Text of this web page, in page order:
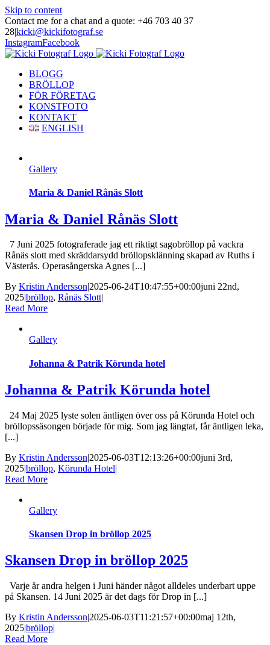
Skip to content
Contact me for a chat and a quote: +46 703 40 37
28|kicki@kickifotograf.se
InstagramFacebook
BLOGG
BRÖLLOP
FÖR FÖRETAG
KONSTFOTO
KONTAKT
ENGLISH
Gallery
Maria & Daniel Rånäs Slott
Maria & Daniel Rånäs Slott
7 Juni 2025 fotograferade jag ett riktigt sagobröllop på vackra
Rånäs slott med skräddarsydd bröllopsklänning skapad av Ruths i
Västerås. Operasångerska Agnes [...]
By Kristin Andersson|2025-06-24T10:47:55+00:00juni 22nd,
2025|bröllop, Rånäs Slott|
Read More
Gallery
Johanna & Patrik Körunda hotel
Johanna & Patrik Körunda hotel
24 Maj 2025 lyste solen äntligen över oss på Körunda Hotel och
bröllopssäsongen började för mig. Som jag längtat, får äntligen leka,
[...]
By Kristin Andersson|2025-06-03T12:13:26+00:00juni 3rd,
2025|bröllop, Körunda Hotel|
Read More
Gallery
Skansen Drop in bröllop 2025
Skansen Drop in bröllop 2025
Varje år andra helgen i Juni händer något alldeles underbart uppe
på Skansen. 14 Juni 2025 är det dags för Drop in [...]
By Kristin Andersson|2025-06-03T11:21:57+00:00maj 12th,
2025|bröllop|
Read More